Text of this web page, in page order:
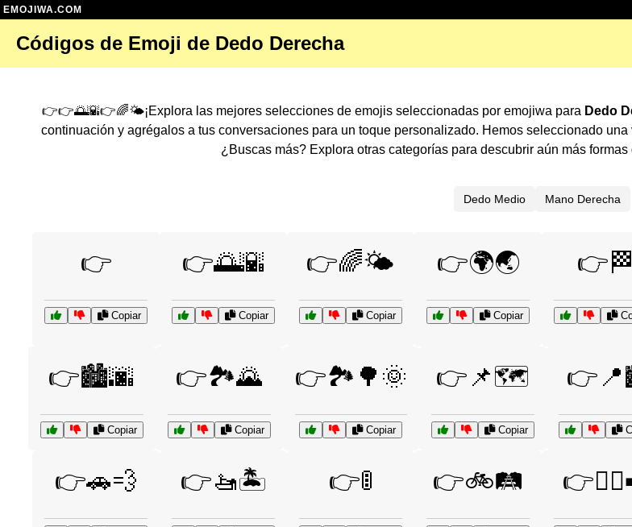
EMOJIWA.COM
Códigos de Emoji de Dedo Derecha
👉👉🌅🌇👉🌈🌤️¡Explora las mejores selecciones de emojis seleccionadas por emojiwa para Dedo
continuación y agrégalos a tus conversaciones para un toque personalizado. Hemos seleccionado
¿Buscas más? Explora otras categorías para descubrir aún más formas
Dedo Medio Mano Derecha
👉
Copiar
👉🌅🌇
Copiar
👉🌈🌤️
Copiar
👉🌍🌏
Copiar
👉🏁
👉🏙️🌆
Copiar
👉🏞️🌄
Copiar
👉🏞️🌳🌞
Copiar
👉📌🗺️
Copiar
👉🚗💨 👉🚤🏝️ 👉🚦 👉🚲🛤️